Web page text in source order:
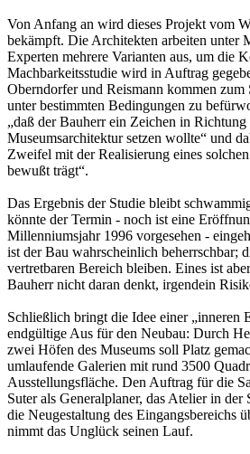
Von Anfang an wird dieses Projekt vom
bekämpft. Die Architekten arbeiten unter
Experten mehrere Varianten aus, um die
Machbarkeitsstudie wird in Auftrag
Oberndorfer und Reismann kommen
unter bestimmten Bedingungen zu
„daß der Bauherr ein Zeichen in Richtung
Museumsarchitektur setzen wollte“ und
Zweifel mit der Realisierung eines
bewußt trägt“.
Das Ergebnis der Studie bleibt
könnte der Termin - noch ist eine
Millenniumsjahr 1996 vorgesehen -
ist der Bau wahrscheinlich beherrschbar;
vertretbaren Bereich bleiben. Eines ist
Bauherr nicht daran denkt, irgendein
Schließlich bringt die Idee einer „inneren
endgültige Aus für den Neubau: Durch
zwei Höfen des Museums soll Platz
umlaufende Galerien mit rund 3500
Ausstellungsfläche. Den Auftrag für die
Suter als Generalplaner, das Atelier in der
die Neugestaltung des Eingangsbereichs
nimmt das Unglück seinen Lauf.